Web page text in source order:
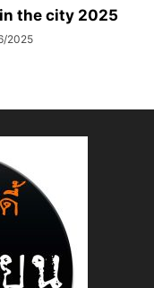
in the city 2025
2025